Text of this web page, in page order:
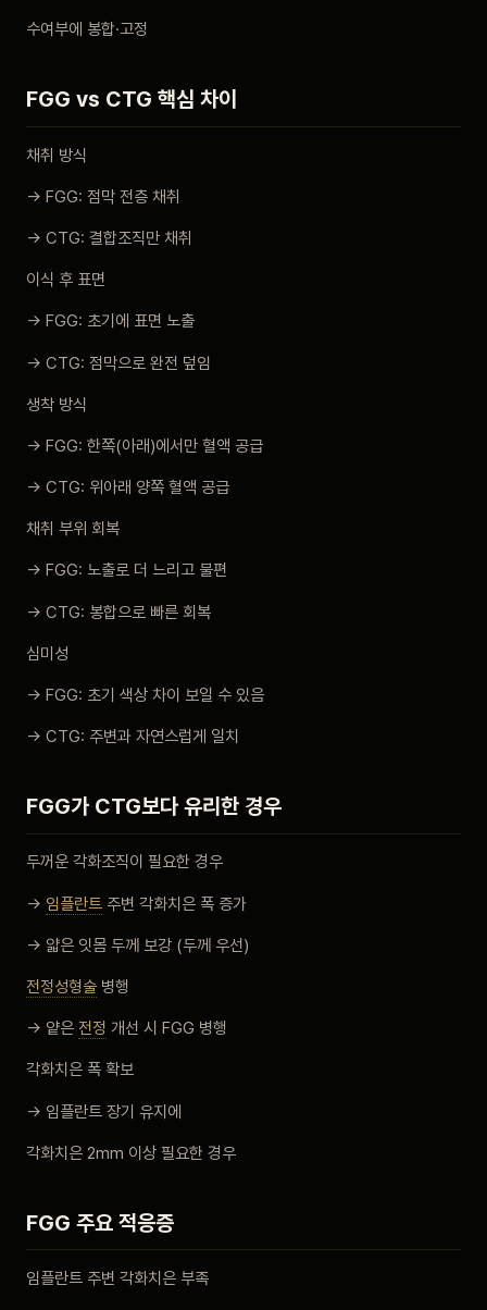
수여부에 봉합·고정
FGG vs CTG 핵심 차이
채취 방식
→ FGG: 점막 전층 채취
→ CTG: 결합조직만 채취
이식 후 표면
→ FGG: 초기에 표면 노출
→ CTG: 점막으로 완전 덮임
생착 방식
→ FGG: 한쪽(아래)에서만 혈액 공급
→ CTG: 위아래 양쪽 혈액 공급
채취 부위 회복
→ FGG: 노출로 더 느리고 불편
→ CTG: 봉합으로 빠른 회복
심미성
→ FGG: 초기 색상 차이 보일 수 있음
→ CTG: 주변과 자연스럽게 일치
FGG가 CTG보다 유리한 경우
두꺼운 각화조직이 필요한 경우
→ 임플란트 주변 각화치은 폭 증가
→ 얇은 잇몸 두께 보강 (두께 우선)
전정성형술 병행
→ 얕은 전정 개선 시 FGG 병행
각화치은 폭 확보
→ 임플란트 장기 유지에
각화치은 2mm 이상 필요한 경우
FGG 주요 적응증
임플란트 주변 각화치은 부족